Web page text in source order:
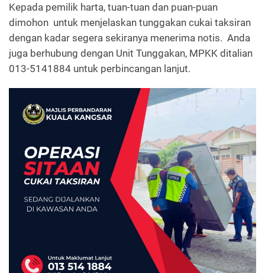
Kepada pemilik harta, tuan-tuan dan puan-puan
dimohon untuk menjelaskan tunggakan cukai taksiran
dengan kadar segera sekiranya menerima notis. Anda
juga berhubung dengan Unit Tunggakan, MPKK ditalian
013-5141884 untuk perbincangan lanjut.